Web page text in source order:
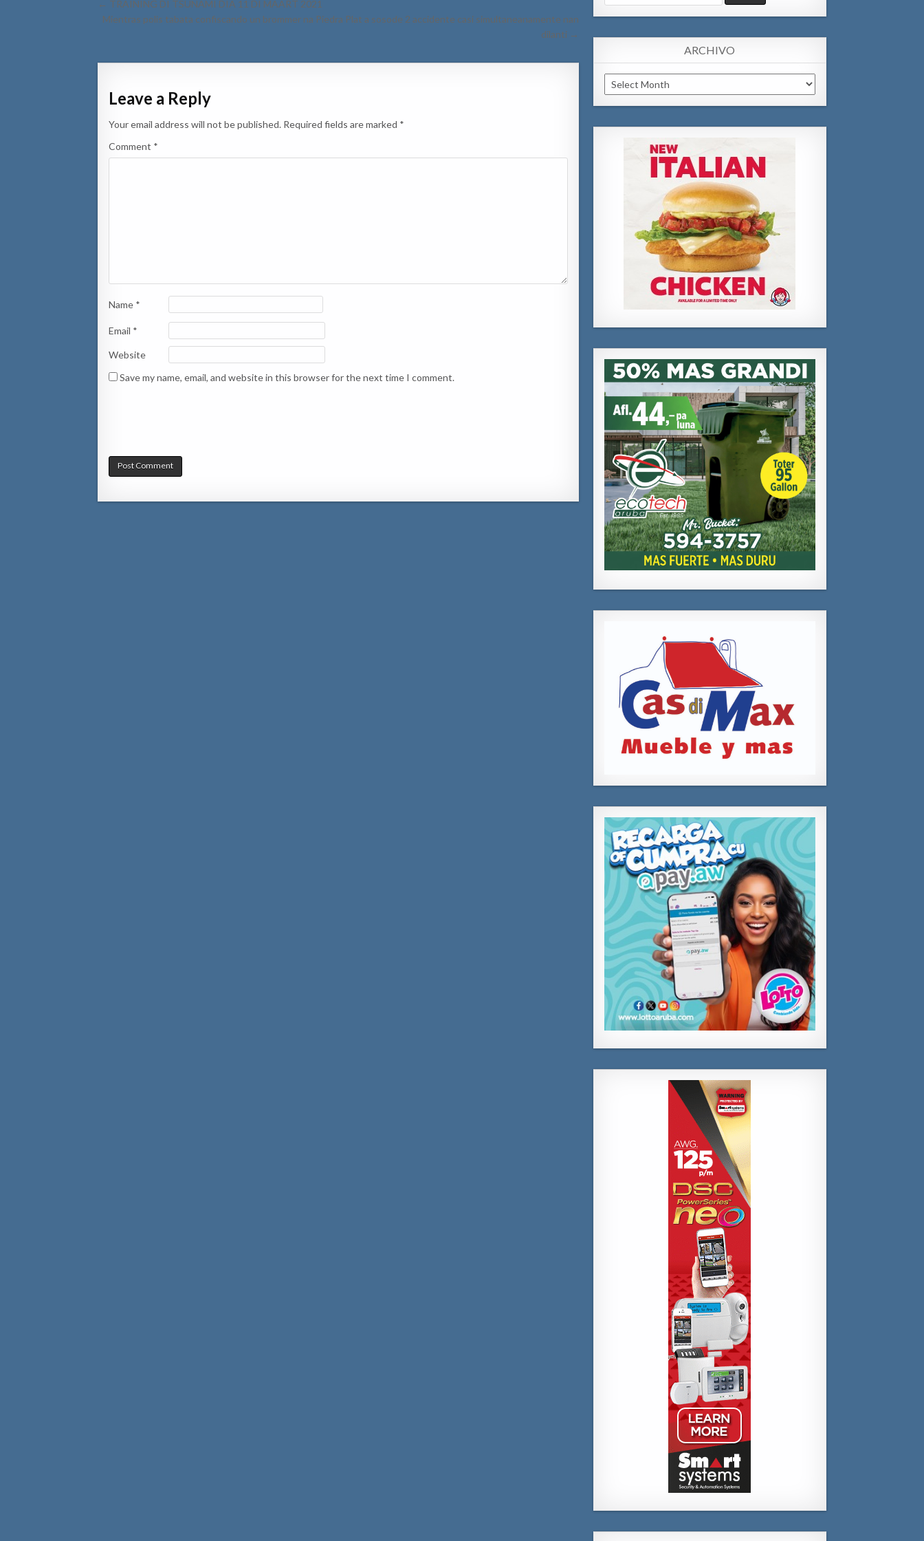
navigation
← TRAINING DI TSUNAMI DIA 11 DI MAART 2021
Mientras polis tabata confiscando un brommer na Piedra Plat a sosode 2 accidente casi simultaneanamente nan
dilanti →
Leave a Reply
Your email address will not be published. Required fields are marked *
Comment *
Name *
Email *
Website
Save my name, email, and website in this browser for the next time I comment.
for:
ARCHIVO
Archivo